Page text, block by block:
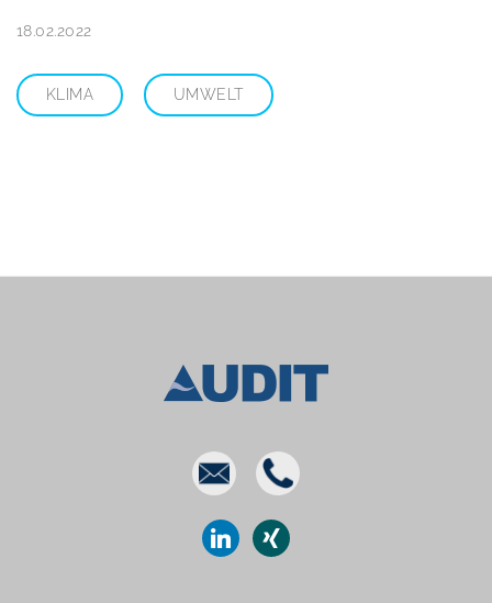
18.02.2022
KLIMA UMWELT
E-
mail
Phone
linkedinxing